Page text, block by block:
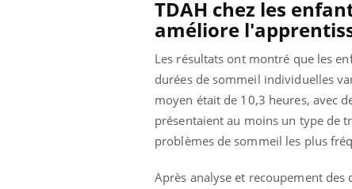
TDAH chez les
améliore
Les résultats ont montré que les
durées de sommeil individuelles
moyen était de 10,3 heures, avec
présentaient au moins un type de
problèmes de sommeil les plus
Après analyse et recoupement
Le Ramadan approche, et, pour de
nombreuses personnes atteintes de
diabète, c'est une période de questions, de
défis, mais ...